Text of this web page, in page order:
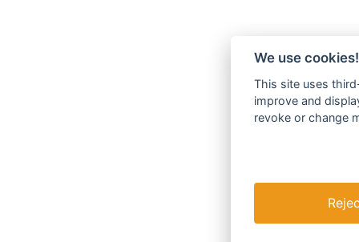
We use cookies!
This site uses
improve and
revoke or change